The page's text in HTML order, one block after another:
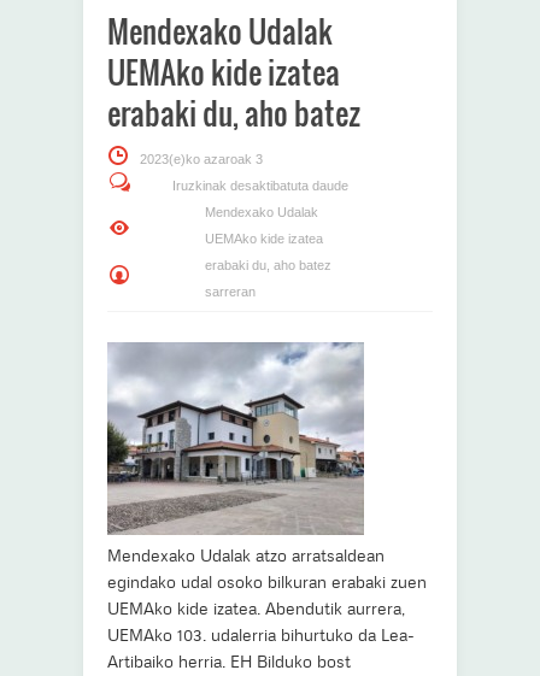
Mendexako Udalak
UEMAko kide izatea
erabaki du, aho batez
2023(e)ko azaroak 3
Iruzkinak desaktibatuta daude
Mendexako Udalak
UEMAko kide izatea
erabaki du, aho batez
sarreran
Mendexako Udalak atzo arratsaldean
egindako udal osoko bilkuran erabaki zuen
UEMAko kide izatea. Abendutik aurrera,
UEMAko 103. udalerria bihurtuko da Lea-
Artibaiko herria. EH Bilduko bost